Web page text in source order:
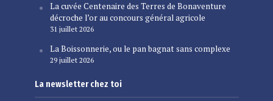
La cuvée Centenaire des Terres de Bonaventure
décroche l’or au concours général agricole
31 juillet 2026
La Boissonnerie, ou le pan bagnat sans complexe
29 juillet 2026
La newsletter chez toi